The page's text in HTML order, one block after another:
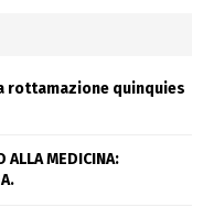
rottamazione quinquies
ALLA MEDICINA: